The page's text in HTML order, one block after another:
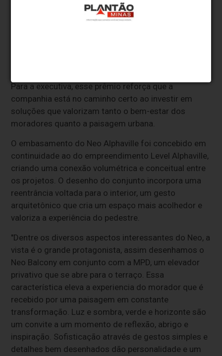
para nós. O Neo Alphaville traduz uma visão muito
clara da MPD de desenvolver projetos que combinam
Para a executiva, esse prêmio reforça que a
companhia está no caminho certo ao investir em
soluções que valorizam tanto o bem-estar dos
moradores quanto a paisagem urbana.
O embasamento do Neo Alphaville foi concebido em
continuidade ao do empreendimento Level Alphaville,
criando uma conexão volumétrica e conceitual entre
os projetos. O desenho do conjunto incorpora uma
reentrância voltada para o interior, um gesto
arquitetônico que cria um espaço mais acolhedor e
valoriza a experiência do pedestre.
"Dentre os diversos aspectos interessantes do Neo, a
vista é o grande protagonista, assim desenhamos o
Neo Balcony em conjunto com a MPD, um elevador
privativo que se abre para o terraço. Essa
característica eleva a experiencia do morador que é
recebido por uma paisagem em constante
transformação. Luz e sombra, verde e horizonte são
um convite a um momento de reflexão, abrigo e
inspiração. Sofisticação através de gestos simples e
detalhes bem desenhados dão personalidade e um